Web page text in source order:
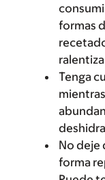
formas
Tenga
No deje
forma